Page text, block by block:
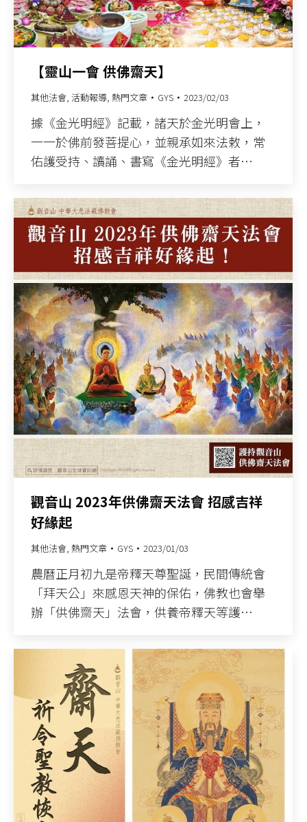
【靈山一會 供佛齋天】
其他法會, 活動報導, 熱門文章 GYS 2023/02/03
據《金光明經》記載，諸天於金光明會上，
一一於佛前發菩提心，並親承如來法敕，常
佑護受持、讀誦、書寫《金光明經》者…
觀音山 2023年供佛齋天法會 招感吉祥
好緣起
其他法會, 熱門文章 GYS 2023/01/03
農曆正月初九是帝釋天尊聖誕，民間傳統會
「拜天公」來感恩天神的保佑，佛教也會舉
辦「供佛齋天」法會，供養帝釋天等護…